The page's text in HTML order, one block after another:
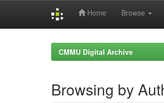
Home Browse
CMMU Digital Archive
Browsing by